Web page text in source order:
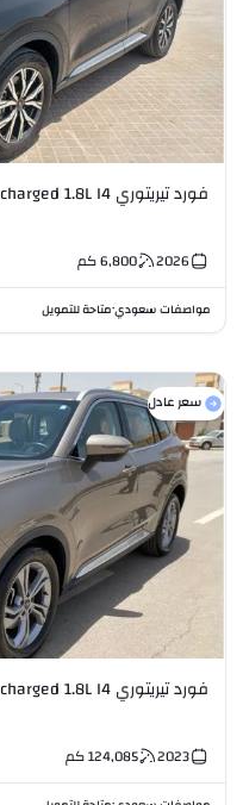
فورد تيريتوري Turbocharged 1.8L I4
2026
6,800كم
مواصفات سعودي•متاحة للتمويل
سعر عادل
فورد تيريتوري Trend Turbocharged 1.8L I4
2023
124,085كم